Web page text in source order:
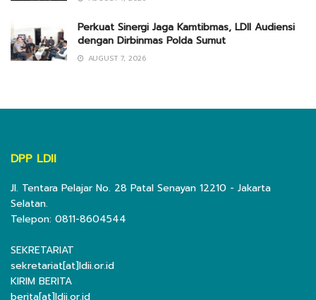
Perkuat Sinergi Jaga Kamtibmas, LDII Audiensi
dengan Dirbinmas Polda Sumut
AUGUST 7, 2026
DPP LDII
Jl. Tentara Pelajar No. 28 Patal Senayan 12210 - Jakarta
Selatan.
Telepon: 0811-8604544
SEKRETARIAT
sekretariat[at]ldii.or.id
KIRIM BERITA
berita[at]ldii.or.id